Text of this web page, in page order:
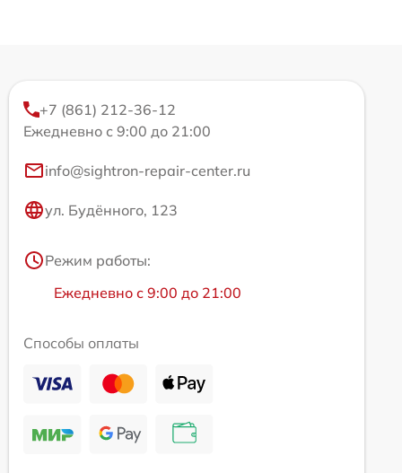
+7 (861) 212-36-12
Ежедневно с 9:00 до 21:00
info@sightron-repair-center.ru
ул. Будённого, 123
Режим работы:
Ежедневно с 9:00 до 21:00
Способы оплаты